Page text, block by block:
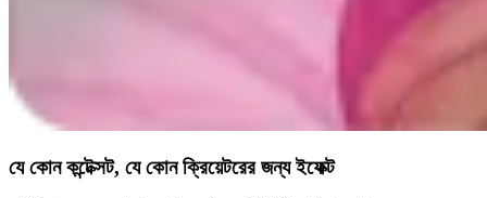
যে কোন কন্টেক্সট, যে কোন ক্রিয়েটরের জন্য ইফেক্ট